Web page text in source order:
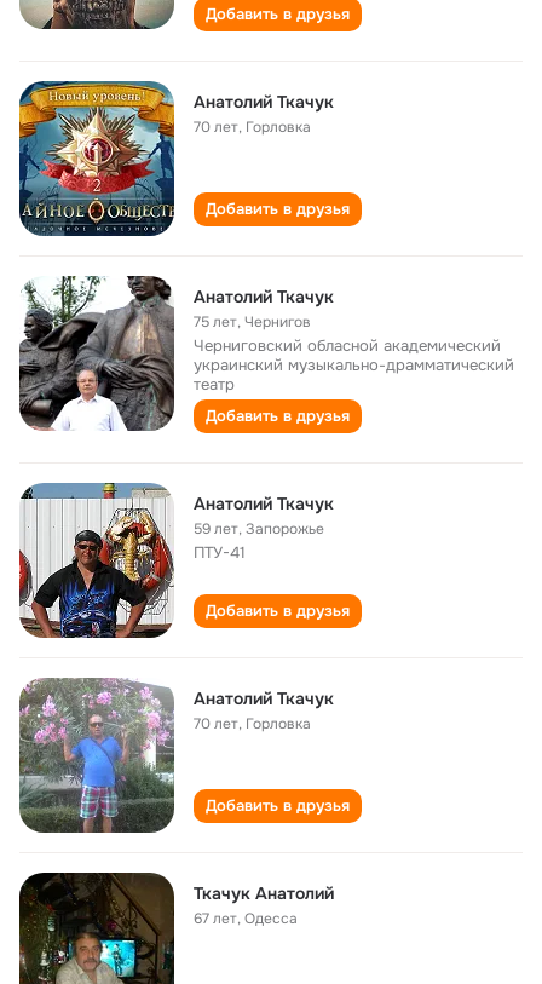
Добавить в друзья
Анатолий Ткачук
70 лет, Горловка
Добавить в друзья
Анатолий Ткачук
75 лет,Чернигов
Черниговский обласной академический
украинский музыкально-драмматический
театр
Добавить в друзья
Анатолий Ткачук
59 лет,Запорожье
ПТУ-41
Добавить в друзья
Анатолий Ткачук
70 лет, Горловка
Добавить в друзья
Ткачук Анатолий
67 лет,Одесса